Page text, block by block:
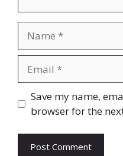
Website
Save my name,
browser for the